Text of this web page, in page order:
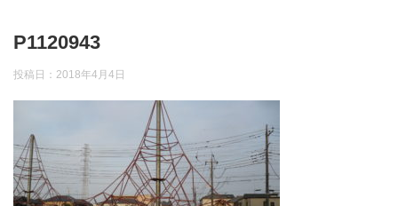
P1120943
投稿日： 2018年4月4日